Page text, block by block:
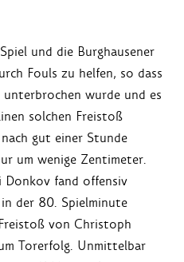
und die Burghausener
Fouls zu helfen, so dass
wurde und es
solchen Freistoß
gut einer Stunde
um wenige Zentimeter.
Donkov fand offensiv
der 80. Spielminute
von Christoph
Torerfolg. Unmittelbar